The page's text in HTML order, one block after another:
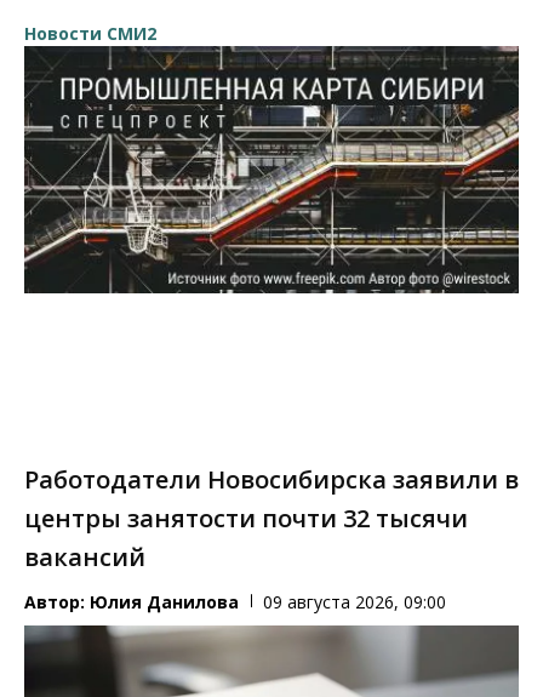
Новости СМИ2
Работодатели Новосибирска заявили в
центры занятости почти 32 тысячи
вакансий
Автор: Юлия Данилова 09 августа 2026, 09:00